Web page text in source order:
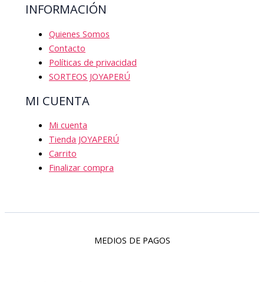
INFORMACIÓN
Quienes Somos
Contacto
Políticas de privacidad
SORTEOS JOYAPERÚ
MI CUENTA
Mi cuenta
Tienda JOYAPERÚ
Carrito
Finalizar compra
MEDIOS DE PAGOS